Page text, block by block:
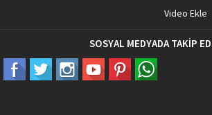
Video Ekle
SOSYAL MEDYADA TAKİP